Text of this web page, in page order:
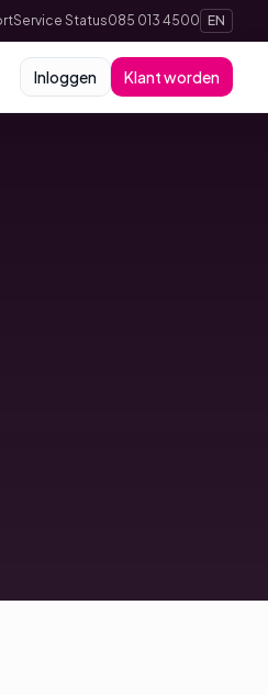
Service Status085 013 4500 EN
Inloggen Klant worden